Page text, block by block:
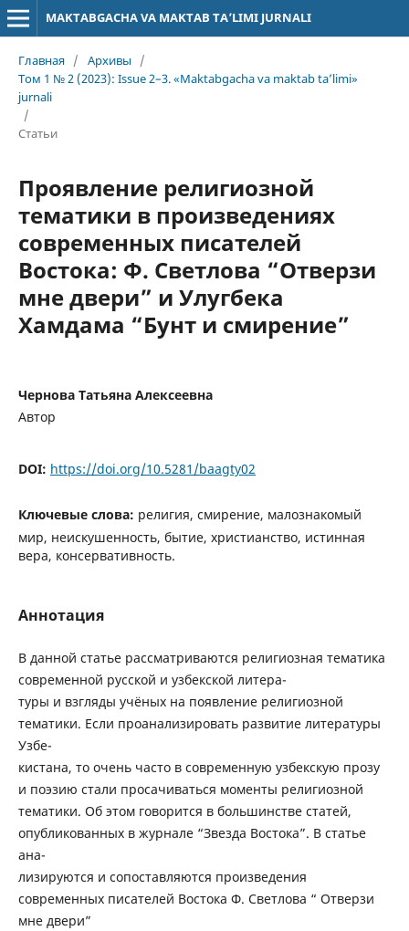
MAKTABGACHA VA MAKTAB TA’LIMI JURNALI
Главная / Архивы
/
Том 1 № 2 (2023): Issue 2–3. «Maktabgacha va maktab ta’limi»
jurnali
/
Статьи
Проявление религиозной
тематики в произведениях
современных писателей
Востока: Ф. Светлова “Отверзи
мне двери” и Улугбека
Хамдама “Бунт и смирение”
Чернова Татьяна Алексеевна
Автор
DOI: https://doi.org/10.5281/baagty02
Ключевые слова: религия, смирение, малознакомый
мир, неискушенность, бытие, христианство, истинная
вера, консервативность.
Аннотация
В данной статье рассматриваются религиозная тематика
современной русской и узбекской литера-
туры и взгляды учёных на появление религиозной
тематики. Если проанализировать развитие литературы
Узбе-
кистана, то очень часто в современную узбекскую прозу
и поэзию стали просачиваться моменты религиозной
тематики. Об этом говорится в большинстве статей,
опубликованных в журнале “Звезда Востока”. В статье
ана-
лизируются и сопоставляются произведения
современных писателей Востока Ф. Светлова “ Отверзи
мне двери”